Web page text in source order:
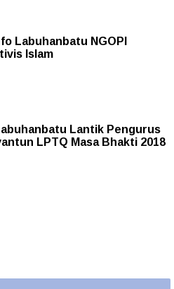
Labuhanbatu NGOPI
Islam
Lantik Pengurus
LPTQ Masa Bhakti 2018